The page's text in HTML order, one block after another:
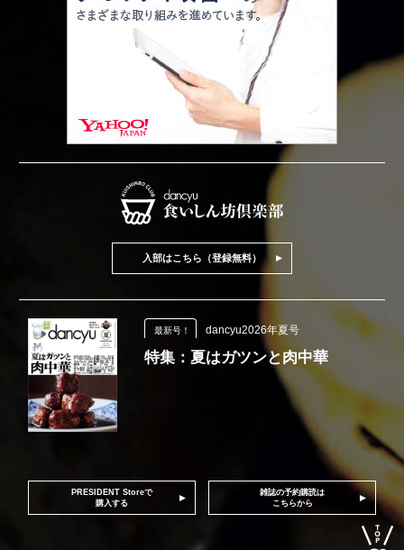
入部はこちら（登録無料）
最新号！ dancyu2026年夏号
特集：夏はガツンと肉中華
PRESIDENT Storeで
購入する
雑誌の予約購読は
こちらから